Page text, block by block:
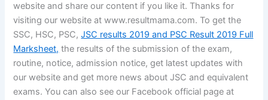
website and share our content if you like it. Thanks for
visiting our website at www.resultmama.com. To get the
SSC, HSC, PSC,JSC results 2019 and PSC Result 2019 Full
Marksheet, the results of the submission of the exam,
routine, notice, admission notice, get latest updates with
our website and get more news about JSC and equivalent
exams. You can also see our Facebook official page at